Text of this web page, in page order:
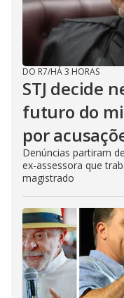
DO R7/HÁ 3 HORAS
STJ decide
futuro do
por
Denúncias partiram
ex-assessora que
magistrado